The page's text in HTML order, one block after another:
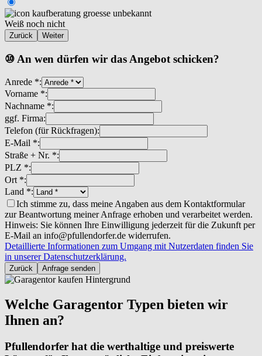
Weiß noch nicht
Zurück Weiter
⑩ An wen dürfen wir das Angebot schicken?
Anrede *:
Vorname *:
Nachname *:
ggf. Firma:
Telefon (für Rückfragen):
E-Mail *:
Straße + Nr. *:
PLZ *:
Ort *:
Land *:
Ich stimme zu, dass meine Angaben aus dem Kontaktformular
zur Beantwortung meiner Anfrage erhoben und verarbeitet werden.
Hinweis: Sie können Ihre Einwilligung jederzeit für die Zukunft per
E-Mail an info@pfullendorfer.de widerrufen.
Detaillierte Informationen zum Umgang mit Nutzerdaten finden Sie
in unserer Datenschutzerklärung.
Zurück Anfrage senden
Welche Garagentor Typen bieten wir
Ihnen an?
Pfullendorfer hat die werthaltige und preiswerte